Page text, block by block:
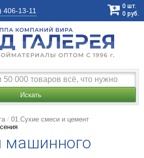
406-13-11
0 шт.
0 руб.
Искать
01.Сухие смеси и цемент
машинного